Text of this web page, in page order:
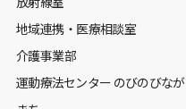
地域連携・医療相談室
介護事業部
運動療法センター のびのびなが